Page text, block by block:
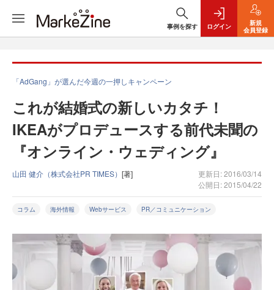
事例を探す ログイン
新規
会員登録
「AdGang」が選んだ今週の一押しキャンペーン
これが結婚式の新しいカタチ！
IKEAがプロデュースする前代未聞の
『オンライン・ウェディング』
山田 健介（株式会社PR TIMES） [著]
更新日: 2016/03/14
公開日: 2015/04/22
コラム 海外情報 Webサービス PR／コミュニケーション